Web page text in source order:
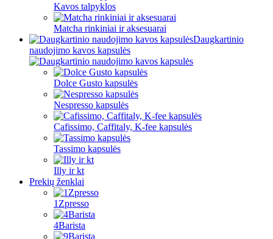
Kavos talpyklos
Matcha rinkiniai ir aksesuarai
Daugkartinio
naudojimo kavos kapsulės
Dolce Gusto kapsulės
Nespresso kapsulės
Cafissimo, Caffitaly, K-fee kapsulės
Tassimo kapsulės
Illy ir kt
Prekių ženklai
1Zpresso
4Barista